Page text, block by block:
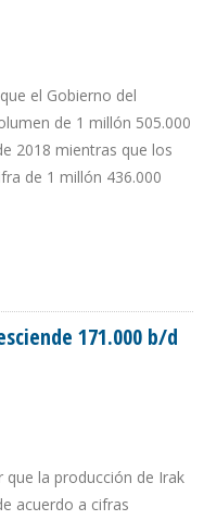
el Gobierno del
de 1 millón 505.000
2018 mientras que los
de 1 millón 436.000
171.000 b/d
que la producción de Irak
acuerdo a cifras